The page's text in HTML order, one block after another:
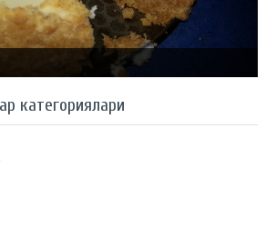
категориялари